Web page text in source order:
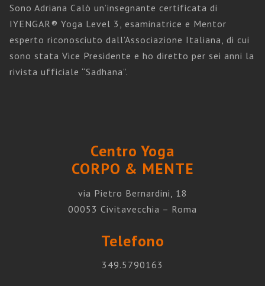
Sono Adriana Calò un’insegnante certificata di
IYENGAR® Yoga Level 3, esaminatrice e Mentor
esperto riconosciuto dall’Associazione Italiana, di cui
sono stata Vice Presidente e ho diretto per sei anni la
rivista ufficiale “Sadhana”.
Centro Yoga
CORPO & MENTE
via Pietro Bernardini, 18
00053 Civitavecchia – Roma
Telefono
349.5790163